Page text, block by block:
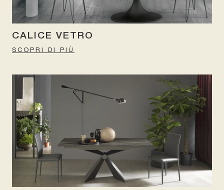
CALICE VETRO
SCOPRI DI PIÙ